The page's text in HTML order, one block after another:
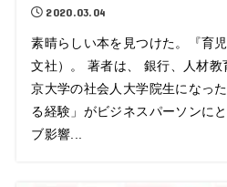
2020.03.04
素晴らしい本を見つけた。『育
文社）。 著者は、 銀行、人材教
京大学の社会人大学院生になっ
る経験」がビジネスパーソンに
ブ影響...